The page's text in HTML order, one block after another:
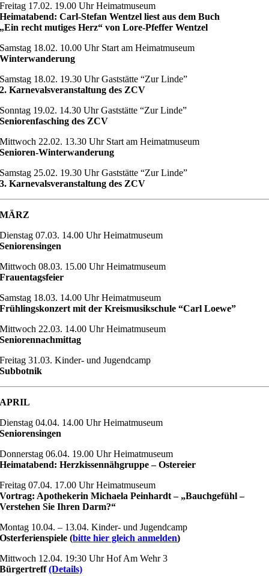
Freitag 17.02. 19.00 Uhr Heimatmuseum
Heimatabend: Carl-Stefan Wentzel liest aus dem Buch
„Ein recht mutiges Herz“ von Lore-Pfeffer Wentzel
Samstag 18.02. 10.00 Uhr Start am Heimatmuseum
Winterwanderung
Samstag 18.02. 19.30 Uhr Gaststätte “Zur Linde”
2. Karnevalsveranstaltung des ZCV
Sonntag 19.02. 14.30 Uhr Gaststätte “Zur Linde”
Seniorenfasching des ZCV
Mittwoch 22.02. 13.30 Uhr Start am Heimatmuseum
Senioren-Winterwanderung
Samstag 25.02. 19.30 Uhr Gaststätte “Zur Linde”
3. Karnevalsveranstaltung des ZCV
MÄRZ
Dienstag 07.03. 14.00 Uhr Heimatmuseum
Seniorensingen
Mittwoch 08.03. 15.00 Uhr Heimatmuseum
Frauentagsfeier
Samstag 18.03. 14.00 Uhr Heimatmuseum
Frühlingskonzert mit der Kreismusikschule “Carl Loewe”
Mittwoch 22.03. 14.00 Uhr Heimatmuseum
Seniorennachmittag
Freitag 31.03. Kinder- und Jugendcamp
Subbotnik
APRIL
Dienstag 04.04. 14.00 Uhr Heimatmuseum
Seniorensingen
Donnerstag 06.04. 19.00 Uhr Heimatmuseum
Heimatabend: Herzkissennähgruppe – Ostereier
Freitag 07.04. 17.00 Uhr Heimatmuseum
Vortrag: Apothekerin Michaela Peinhardt – „Bauchgefühl –
Verstehen Sie Ihren Darm?“
Montag 10.04. – 13.04. Kinder- und Jugendcamp
Osterferienspiele (bitte hier gleich anmelden)
Mittwoch 12.04. 19:30 Uhr Hof Am Wehr 3
Bürgertreff(Details)